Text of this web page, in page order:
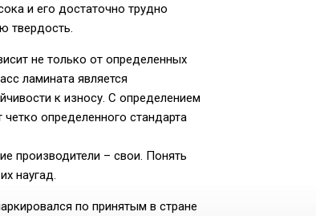
и его достаточно трудно
твердость.
не только от определенных
ламината является
к износу. С определением
определенного стандарта
производители – свои. Понять
наугад.
по принятым в стране